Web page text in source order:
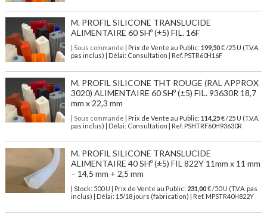
M. PROFIL SILICONE TRANSLUCIDE
ALIMENTAIRE 60 SHº (±5) FIL. 16F
| Sous commande | Prix de Vente au Public: 199,50€ /25 U (T.V.A.
pas inclus) | Délai: Consultation | Ref. PSTR60H16F
M. PROFIL SILICONE THT ROUGE (RAL APPROX
3020) ALIMENTAIRE 60 SHº (±5) FIL. 93630R 18,7
mm x 22,3 mm
| Sous commande | Prix de Vente au Public: 114,25€ /25 U (T.V.A.
pas inclus) | Délai: Consultation | Ref. PSHTRF60H93630R
M. PROFIL SILICONE TRANSLUCIDE
ALIMENTAIRE 40 SHº (±5) FIL 822Y 11mm x 11 mm
– 14,5 mm + 2,5 mm
| Stock: 500 U | Prix de Vente au Public: 231,00€/50 U (T.V.A. pas
inclus)
| Délai: 15/18 jours (fabrication) | Ref. MPSTR40H822Y